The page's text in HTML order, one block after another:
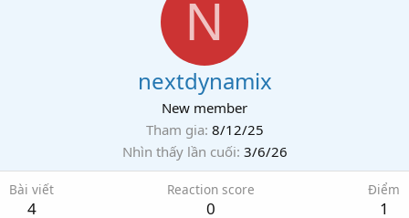
N
nextdynamix
New member
Tham gia 8/12/25
Nhìn thấy lần cuối 3/6/26
Bài viết
4
Reaction score
0
Điểm
1